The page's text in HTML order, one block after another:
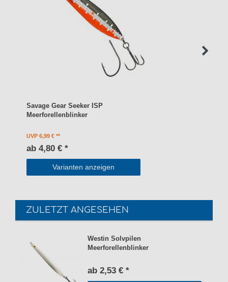
Savage Gear Seeker ISP
Meerforellenblinker
UVP 6,99 €
ab 4,80 € *
Varianten anzeigen
ZULETZT ANGESEHEN
Westin Solvpilen
Meerforellenblinker
ab 2,53 € *